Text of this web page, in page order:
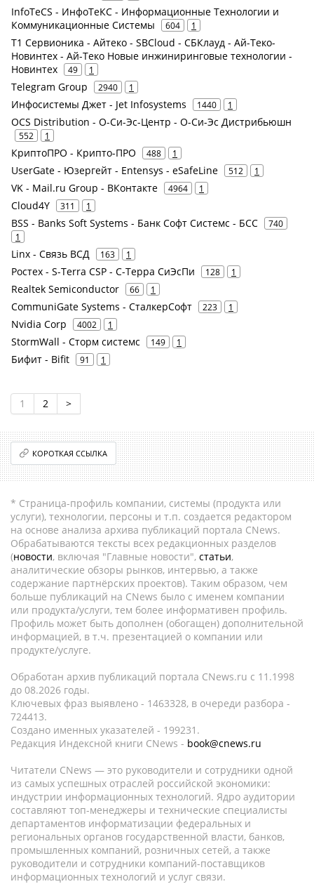
InfoTeCS - ИнфоТеКС - Информационные Технологии и
Коммуникационные Системы
604 1
Т1 Сервионика - Айтеко - SBCloud - СБКлауд - Ай-Теко-
Новинтех - Ай-Теко Новые инжиниринговые технологии -
Новинтех
49 1
Telegram Group 2940 1
Инфосистемы Джет - Jet Infosystems 1440 1
OCS Distribution - О-Си-Эс-Центр - О-Си-Эс Дистрибьюшн
552 1
КриптоПРО - Крипто-ПРО 488 1
UserGate - Юзергейт - Entensys - eSafeLine 512 1
VK - Mail.ru Group - ВКонтакте 4964 1
Cloud4Y 311 1
BSS - Banks Soft Systems - Банк Софт Системс - БСС
740
1
Linx - Связь ВСД 163 1
Ростех - S-Terra CSP - С-Терра СиЭсПи 128 1
Realtek Semiconductor 66 1
CommuniGate Systems - СталкерСофт 223 1
Nvidia Corp 4002 1
StormWall - Сторм системс 149 1
Бифит - Bifit 91 1
1 2 >
КОРОТКАЯ ССЫЛКА
* Страница-профиль компании, системы (продукта или
услуги), технологии, персоны и т.п. создается редактором
на основе анализа архива публикаций портала CNews.
Обрабатываются тексты всех редакционных разделов
(новости, включая "Главные новости", статьи,
аналитические обзоры рынков, интервью, а также
содержание партнёрских проектов). Таким образом, чем
больше публикаций на CNews было с именем компании
или продукта/услуги, тем более информативен профиль.
Профиль может быть дополнен (обогащен) дополнительной
информацией, в т.ч. презентацией о компании или
продукте/услуге.
Обработан архив публикаций портала CNews.ru c 11.1998
до 08.2026 годы.
Ключевых фраз выявлено - 1463328, в очереди разбора -
724413.
Создано именных указателей - 199231.
Редакция Индексной книги CNews - book@cnews.ru
Читатели CNews — это руководители и сотрудники одной
из самых успешных отраслей российской экономики:
индустрии информационных технологий. Ядро аудитории
составляют топ-менеджеры и технические специалисты
департаментов информатизации федеральных и
региональных органов государственной власти, банков,
промышленных компаний, розничных сетей, а также
руководители и сотрудники компаний-поставщиков
информационных технологий и услуг связи.